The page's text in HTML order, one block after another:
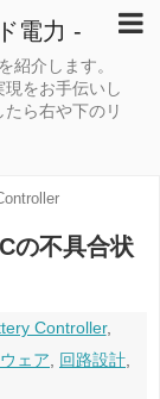
電力 -
紹介します。
をお手伝いし
ら右や下のリ
の不具合状
Controller,
ェア 回路設計